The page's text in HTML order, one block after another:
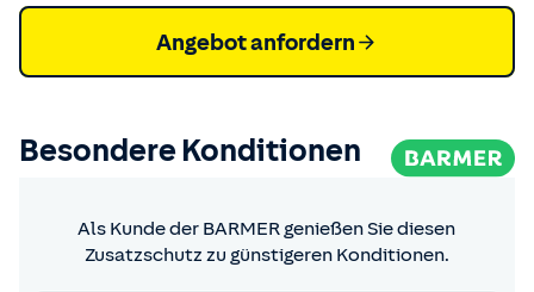
Angebot anfordern
Besondere Konditionen
Als Kunde der BARMER genießen Sie diesen
Zusatzschutz zu günstigeren Konditionen.